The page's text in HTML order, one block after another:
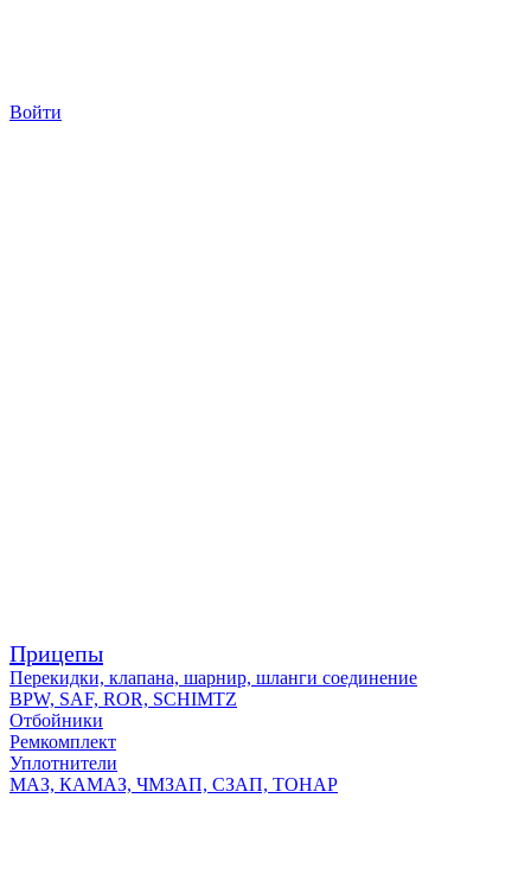
Войти
Прицепы
Перекидки, клапана, шарнир, шланги соединение
BPW, SAF, ROR, SCHIMTZ
Отбойники
Ремкомплект
Уплотнители
МАЗ, КАМАЗ, ЧМЗАП, СЗАП, ТОНАР